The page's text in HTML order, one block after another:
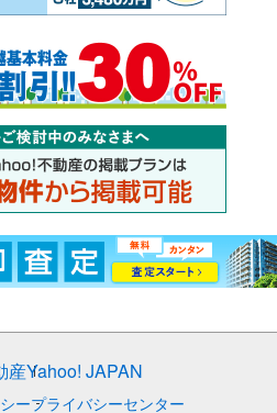
産Yahoo! JAPAN
ープライバシーセンター